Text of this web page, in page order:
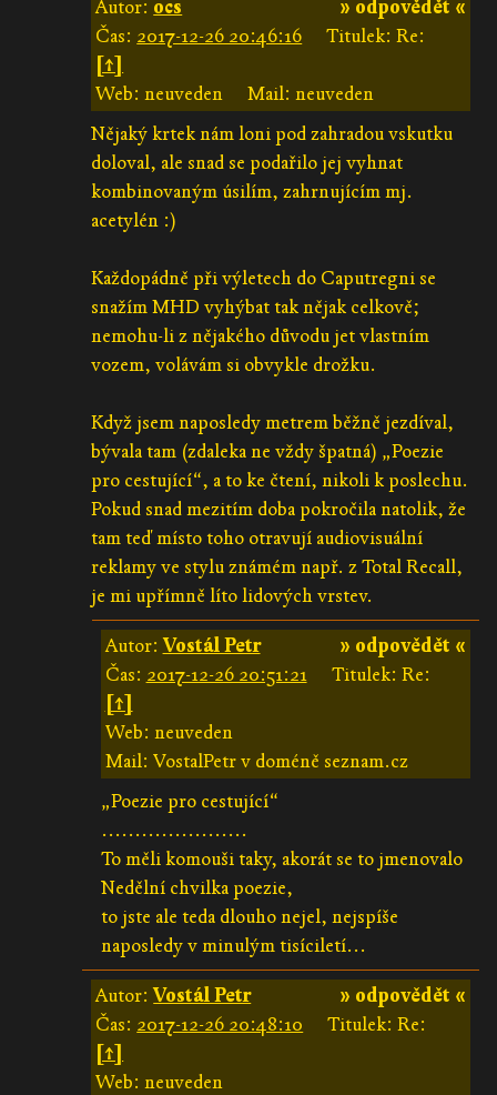
» odpovědět «
Autor: ocs
Čas: 2017-12-26 20:46:16
Titulek: Re:
[↑]
Web: neuveden
Mail: neuveden
Nějaký krtek nám loni pod zahradou vskutku
doloval, ale snad se podařilo jej vyhnat
kombinovaným úsilím, zahrnujícím mj.
acetylén :)
Každopádně při výletech do Caputregni se
snažím MHD vyhýbat tak nějak celkově;
nemohu-li z nějakého důvodu jet vlastním
vozem, volávám si obvykle drožku.
Když jsem naposledy metrem běžně jezdíval,
bývala tam (zdaleka ne vždy špatná) „Poezie
pro cestující“, a to ke čtení, nikoli k poslechu.
Pokud snad mezitím doba pokročila natolik, že
tam teď místo toho otravují audiovisuální
reklamy ve stylu známém např. z Total Recall,
je mi upřímně líto lidových vrstev.
» odpovědět «
Autor:Vostál Petr
Čas: 2017-12-26 20:51:21
Titulek: Re:
[↑]
Web: neuveden
Mail: VostalPetr v doméně seznam.cz
„Poezie pro cestující“
......................
To měli komouši taky, akorát se to jmenovalo
Nedělní chvilka poezie,
to jste ale teda dlouho nejel, nejspíše
naposledy v minulým tisíciletí...
» odpovědět «
Autor:Vostál Petr
Čas: 2017-12-26 20:48:10
Titulek: Re:
[↑]
Web: neuveden